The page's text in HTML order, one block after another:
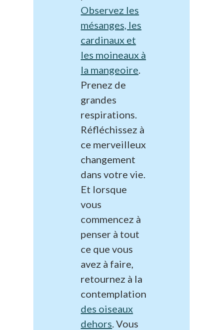
Observez les
mésanges, les
cardinaux et
les moineaux à
la mangeoire.
Prenez de
grandes
respirations.
Réfléchissez à
ce merveilleux
changement
dans votre vie.
Et lorsque
vous
commencez à
penser à tout
ce que vous
avez à faire,
retournez à la
contemplation
des oiseaux
dehors. Vous